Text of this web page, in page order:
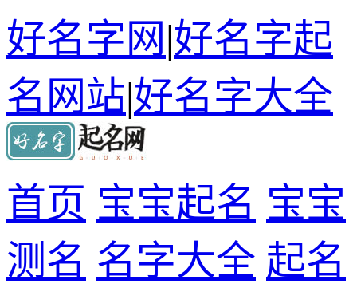
好名字网|好名字起
名网站|好名字大全
首页 宝宝起名 宝宝
测名 名字大全 起名